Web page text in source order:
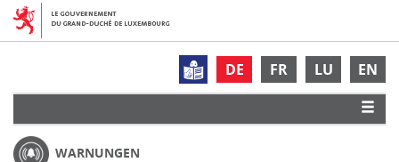
DE FR LU EN
WARNUNGEN